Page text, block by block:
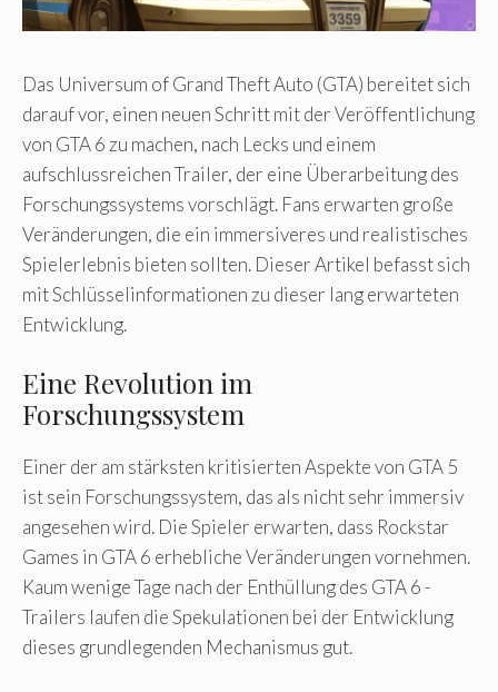
Das Universum of Grand Theft Auto (GTA) bereitet sich
darauf vor, einen neuen Schritt mit der Veröffentlichung
von GTA 6 zu machen, nach Lecks und einem
aufschlussreichen Trailer, der eine Überarbeitung des
Forschungssystems vorschlägt. Fans erwarten große
Veränderungen, die ein immersiveres und realistisches
Spielerlebnis bieten sollten. Dieser Artikel befasst sich
mit Schlüsselinformationen zu dieser lang erwarteten
Entwicklung.
Eine Revolution im
Forschungssystem
Einer der am stärksten kritisierten Aspekte von GTA 5
ist sein Forschungssystem, das als nicht sehr immersiv
angesehen wird. Die Spieler erwarten, dass Rockstar
Games in GTA 6 erhebliche Veränderungen vornehmen.
Kaum wenige Tage nach der Enthüllung des GTA 6 -
Trailers laufen die Spekulationen bei der Entwicklung
dieses grundlegenden Mechanismus gut.